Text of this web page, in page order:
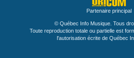
Partenaire principal
© Québec Info Musique. Tous
Toute reproduction totale ou partielle est
l'autorisation écrite de Québec